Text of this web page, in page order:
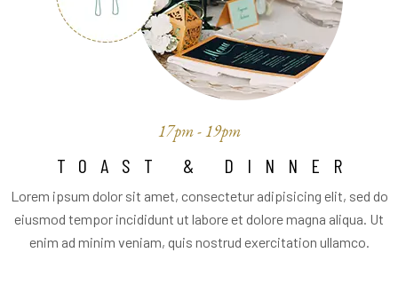
TOAST & DINNER
17pm - 19pm
Lorem ipsum dolor sit amet, consectetur adipisicing elit, sed do
eiusmod tempor incididunt ut labore et dolore magna aliqua. Ut
enim ad minim veniam, quis nostrud exercitation ullamco.